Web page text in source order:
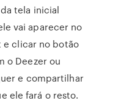
tela inicial
vai aparecer no
e clicar no botão
o Deezer ou
e compartilhar
ele fará o resto.